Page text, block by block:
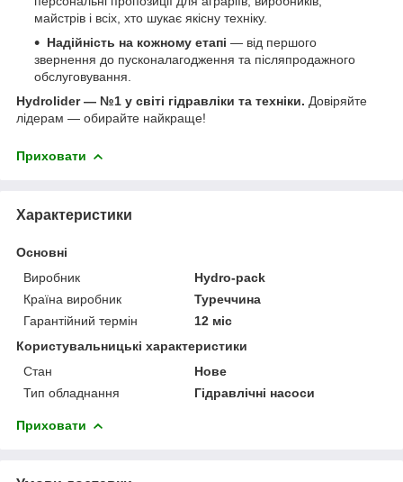
майстрів і всіх, хто шукає якісну техніку.
Надійність на кожному етапі — від першого
звернення до пусконалагодження та післяпродажного
обслуговування.
Hydrolider — №1 у світі гідравліки та техніки. Довіряйте
лідерам — обирайте найкраще!
Приховати
Характеристики
Основні
Виробник
Hydro-pack
Країна виробник
Туреччина
Гарантійний термін
12 міс
Користувальницькі характеристики
Стан
Нове
Тип обладнання
Гідравлічні насоси
Приховати